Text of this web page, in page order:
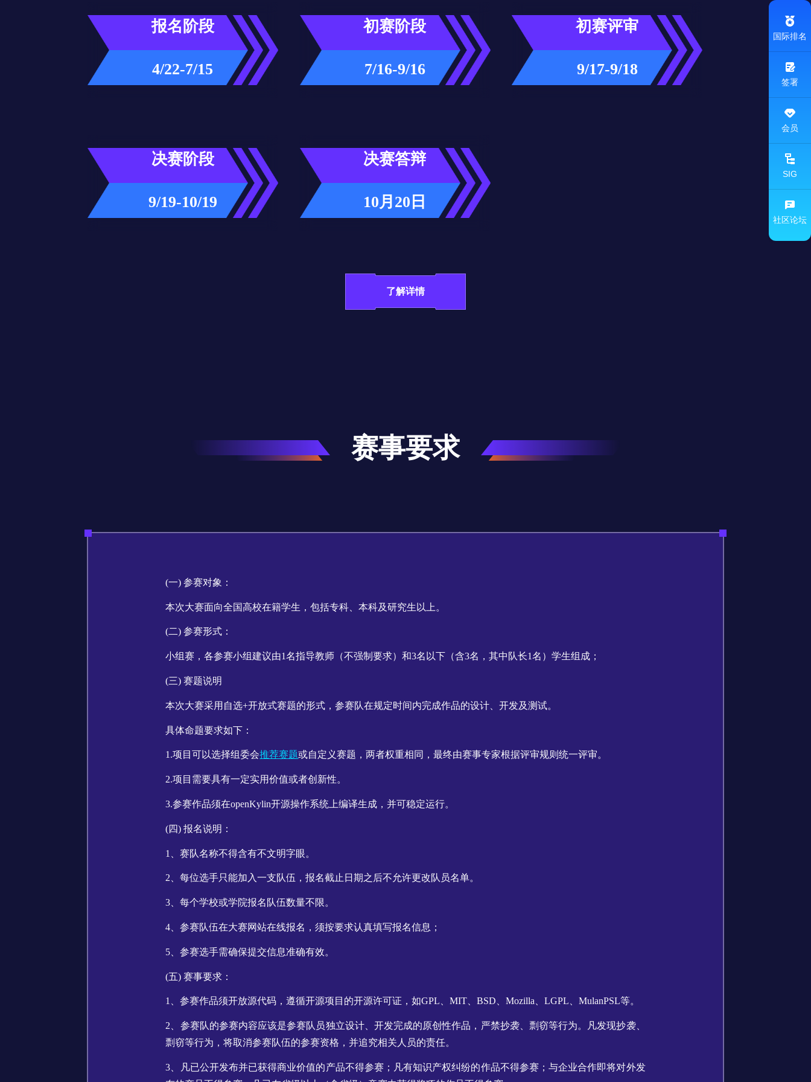
报名阶段
4/22-7/15
初赛阶段
7/16-9/16
初赛评审
9/17-9/18
决赛阶段
9/19-10/19
决赛答辩
10月20日
了解详情
赛事要求
(一) 参赛对象：
本次大赛面向全国高校在籍学生，包括专科、本科及研究生以上。
(二) 参赛形式：
小组赛，各参赛小组建议由1名指导教师（不强制要求）和3名以下（含3名，其中队长1名）学生组成；
(三) 赛题说明
本次大赛采用自选+开放式赛题的形式，参赛队在规定时间内完成作品的设计、开发及测试。
具体命题要求如下：
1.项目可以选择组委会推荐赛题或自定义赛题，两者权重相同，最终由赛事专家根据评审规则统一评审。
2.项目需要具有一定实用价值或者创新性。
3.参赛作品须在openKylin开源操作系统上编译生成，并可稳定运行。
(四) 报名说明：
1、赛队名称不得含有不文明字眼。
2、每位选手只能加入一支队伍，报名截止日期之后不允许更改队员名单。
3、每个学校或学院报名队伍数量不限。
4、参赛队伍在大赛网站在线报名，须按要求认真填写报名信息；
5、参赛选手需确保提交信息准确有效。
(五) 赛事要求：
1、参赛作品须开放源代码，遵循开源项目的开源许可证，如GPL、MIT、BSD、Mozilla、LGPL、MulanPSL等。
2、参赛队的参赛内容应该是参赛队员独立设计、开发完成的原创性作品，严禁抄袭、剽窃等行为。凡发现抄袭、
剽窃等行为，将取消参赛队伍的参赛资格，并追究相关人员的责任。
3、凡已公开发布并已获得商业价值的产品不得参赛；凡有知识产权纠纷的作品不得参赛；与企业合作即将对外发
国际排名
签署
会员
SIG
社区论坛